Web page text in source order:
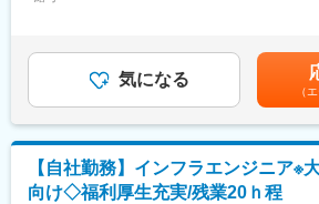
■開発環境：
・言語：Java／Python／JavaScript／
■配属先情報：
・9割の社員が顧客先に常駐しています。
分）■想定年収：400万円～650万円【諸
定に基づき支給）、残業手当（残業時間
はあくまでも目安の金額であり、選考を
あります。月給(月額)は固定手当を含め
気になる
（
【自社勤務】インフラエンジニア※
向け◇福利厚生充実/残業20ｈ程